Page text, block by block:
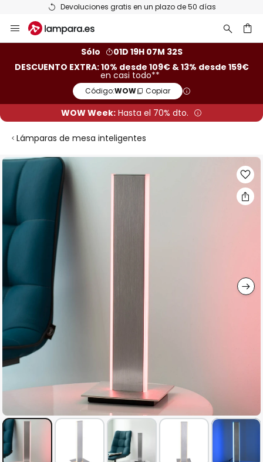
Devoluciones gratis en un plazo de 50 días
al
Sólo
01D 19H 07M 32S
DESCUENTO EXTRA: 10% desde 109€ & 13% desde 159€
en casi todo**
Código:WOW Copiar
WOW Week: Hasta el 70% dto.
Lámparas de mesa inteligentes
Saltar
final
de
la
galería
de
imágenes